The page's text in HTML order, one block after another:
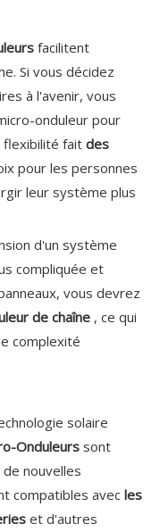
facilitent
Si vous décidez
à l'avenir, vous
onduleur pour
flexibilité fait des
pour les personnes
leur système plus
d'un système
compliquée et
vous devrez
de chaîne , ce qui
complexité
solaire
Onduleurs sont
nouvelles
compatibles avecles
et d'autres